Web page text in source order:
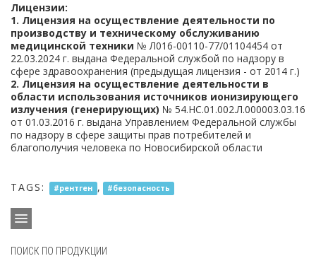
Лицензии:
1. Лицензия на осуществление деятельности по
производству и техническому обслуживанию
медицинской техники № Л016-00110-77/01104454 от
22.03.2024 г. выдана Федеральной службой по надзору в
сфере здравоохранения (предыдущая лицензия - от 2014 г.)
2. Лицензия на осуществление деятельности в
области использования источников ионизирующего
излучения (генерирующих) № 54.НС.01.002.Л.000003.03.16
от 01.03.2016 г. выдана Управлением Федеральной службы
по надзору в сфере защиты прав потребителей и
благополучия человека по Новосибирской области
TAGS: #рентген , #безопасность
ПОИСК ПО ПРОДУКЦИИ